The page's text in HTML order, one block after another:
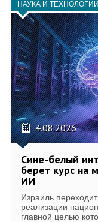
НАУКА И ТЕХНОЛОГИИ
4.08.2026
Сине-белый
берет курс на
ИИ
Израиль
реализации
главной целью